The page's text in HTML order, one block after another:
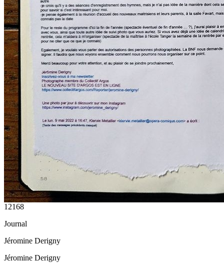
12168
Journal
Jéromine Derigny
Jéromine Derigny